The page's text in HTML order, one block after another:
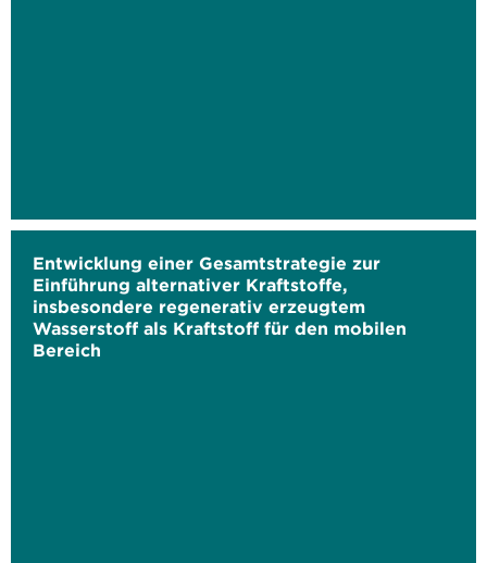
Entwicklung einer Gesamtstrategie zur
Einführung alternativer Kraftstoffe,
insbesondere regenerativ erzeugtem
Wasserstoff als Kraftstoff für den mobilen
Bereich